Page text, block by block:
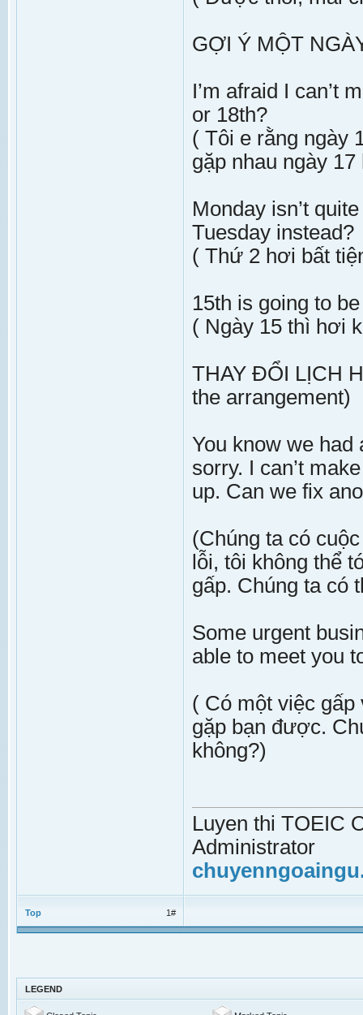
GỢI Ý MỘT
I’m afraid I can’t
or 18th?
( Tôi e rằng ngày
gặp nhau ngày
Monday isn’t
Tuesday instead?
( Thứ 2 hơi bất
15th is going to
( Ngày 15 thì hơi
THAY ĐỔI LỊCH
the arrangement)
You know we had
sorry. I can’t
up. Can we fix
(Chúng ta có
lỗi, tôi không thể
gấp. Chúng ta có
Some urgent
able to meet you
( Có một việc
gặp bạn được.
không?)
Luyen thi TOEIC
Administrator
Top 1#
LEGEND